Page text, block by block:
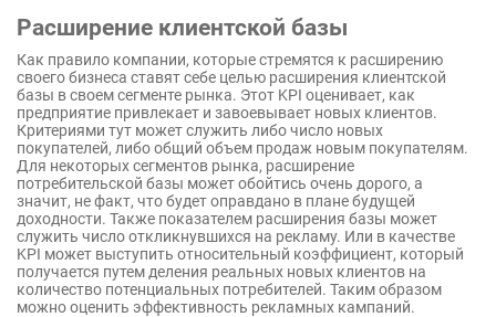
Расширение клиентской базы
Как правило компании, которые стремятся к расширению
своего бизнеса ставят себе целью расширения клиентской
базы в своем сегменте рынка. Этот KPI оценивает, как
предприятие привлекает и завоевывает новых клиентов.
Критериями тут может служить либо число новых
покупателей, либо общий объем продаж новым покупателям.
Для некоторых сегментов рынка, расширение
потребительской базы может обойтись очень дорого, а
значит, не факт, что будет оправдано в плане будущей
доходности. Также показателем расширения базы может
служить число откликнувшихся на рекламу. Или в качестве
KPI может выступить относительный коэффициент, который
получается путем деления реальных новых клиентов на
количество потенциальных потребителей. Таким образом
можно оценить эффективность рекламных кампаний.